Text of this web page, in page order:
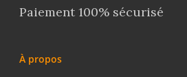
Paiement 100% sécurisé
À propos